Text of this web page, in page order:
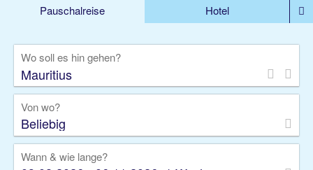
Pauschalreise
Hotel
Rundreise
Kreuzfahrt
Gruppenreise
Camper Privattransfer
Wo soll es hin gehen?
Von wo?
Beliebig
Wann & wie lange?